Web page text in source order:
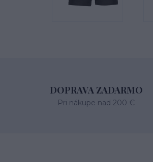
DOPRAVA ZADARMO
Pri nákupe nad 200 €